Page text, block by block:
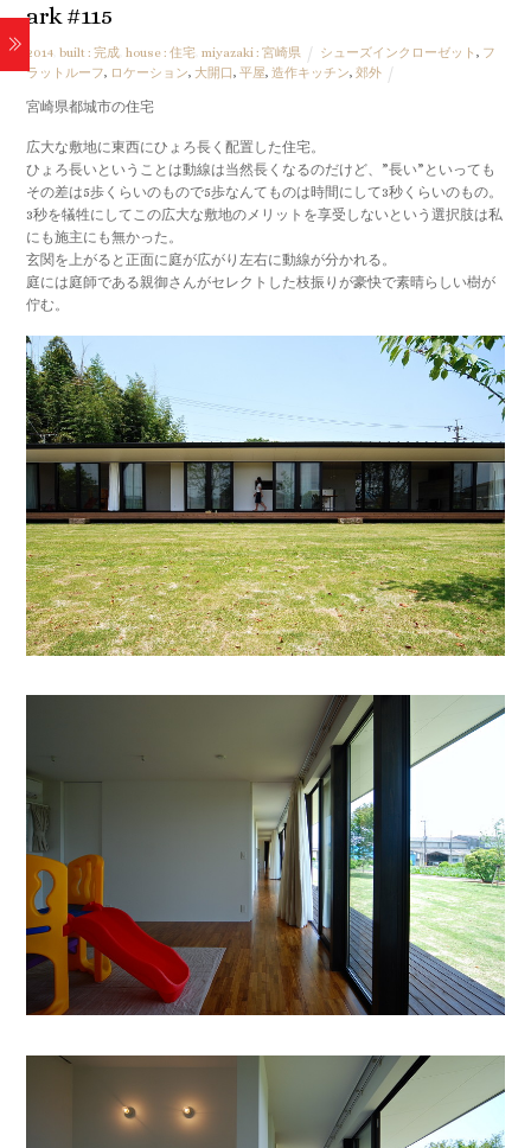
ark #115
2014 ,built : 完成 ,house : 住宅 ,miyazaki : 宮崎県 シューズインクローゼット , フ
ラットルーフ, ロケーション, 大開口,平屋,造作キッチン,郊外
宮崎県都城市の住宅
広大な敷地に東西にひょろ長く配置した住宅。
ひょろ長いということは動線は当然長くなるのだけど、”長い”といっても
その差は5歩くらいのもので5歩なんてものは時間にして3秒くらいのもの。
3秒を犠牲にしてこの広大な敷地のメリットを享受しないという選択肢は私
にも施主にも無かった。
玄関を上がると正面に庭が広がり左右に動線が分かれる。
庭には庭師である親御さんがセレクトした枝振りが豪快で素晴らしい樹が
佇む。